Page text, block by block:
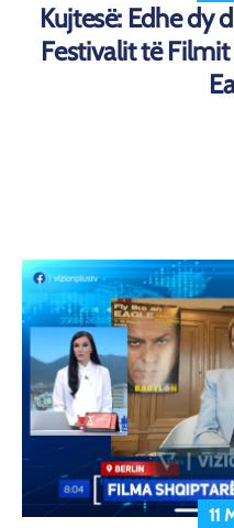
Kujtesë: Edhe dy
Festivalit të Filmit
11